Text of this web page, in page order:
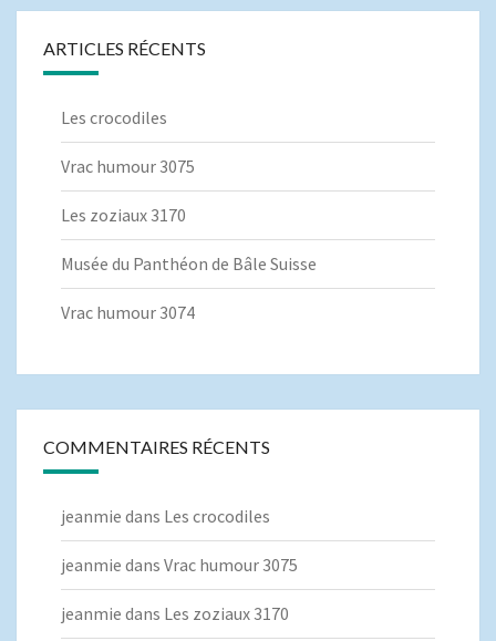
ARTICLES RÉCENTS
Les crocodiles
Vrac humour 3075
Les zoziaux 3170
Musée du Panthéon de Bâle Suisse
Vrac humour 3074
COMMENTAIRES RÉCENTS
jeanmie dans Les crocodiles
jeanmie dans Vrac humour 3075
jeanmie dans Les zoziaux 3170